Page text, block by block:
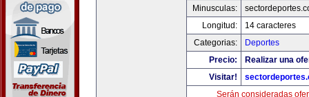
Minusculas:
Longitud:
14 caracteres
Categorias:
Deportes
Precio:
Realizar una
Visitar!
Serán consideradas